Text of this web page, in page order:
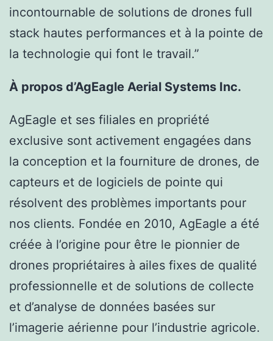
incontournable de solutions de drones full
stack hautes performances et à la pointe de
la technologie qui font le travail.”
À propos d’AgEagle Aerial Systems Inc.
AgEagle et ses filiales en propriété
exclusive sont activement engagées dans
la conception et la fourniture de drones, de
capteurs et de logiciels de pointe qui
résolvent des problèmes importants pour
nos clients. Fondée en 2010, AgEagle a été
créée à l’origine pour être le pionnier de
drones propriétaires à ailes fixes de qualité
professionnelle et de solutions de collecte
et d’analyse de données basées sur
l’imagerie aérienne pour l’industrie agricole.